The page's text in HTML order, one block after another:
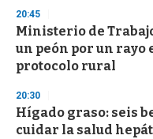
20:45
Ministerio de
un peón por un rayo
protocolo rural
20:30
Hígado graso: seis
cuidar la salud